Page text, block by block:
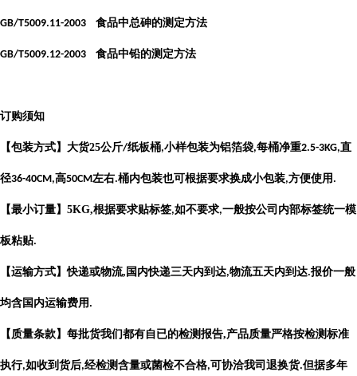
GB/T5009.11-2003 食品中总砷的测定方法
GB/T5009.12-2003 食品中铅的测定方法
订购须知
【包装方式】大货25公斤/纸板桶,小样包装为铝箔袋,每桶净重2.5-3KG,直
径36-40CM,高50CM左右.桶内包装也可根据要求换成小包装,方便使用 .
【最小订量】 5KG,根据要求贴标签,如不要求,一般按公司内部标签统一模
板粘贴.
【运输方式】快递或物流, 国内快递三天内到达,物流五天内到达.报价一般
均含国内运输费用 .
【质量条款】每批货我们都有自已的检测报告,产品质量严格按检测标准
执行,如收到货后,经检测含量或菌检不合格,可协洽我司退换货.但据多年